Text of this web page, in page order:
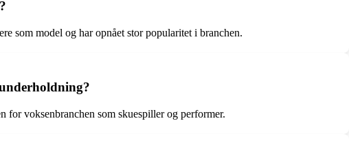
som model og har opnået stor popularitet i branchen.
for voksenbranchen som skuespiller og performer.